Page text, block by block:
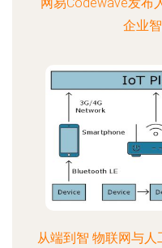
企业
从端到智 物联网与